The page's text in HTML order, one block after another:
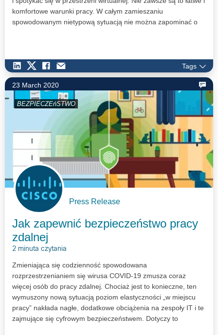
komfortowe warunki pracy. W całym zamieszaniu
spowodowanym nietypową sytuacją nie można zapominać o
Tags
23 March 2020
BEZPIECZEńSTWO
Press Release
Jak zapewnić bezpieczeństwo pracy
zdalnej
2 minuta czytania
Zmieniająca się codzienność spowodowana
rozprzestrzenianiem się wirusa COVID-19 zmusza coraz
więcej osób do pracy zdalnej. Chociaż jest to konieczne, ten
wymuszony nową sytuacją poziom elastyczności „w miejscu
pracy” nakłada nagłe, dodatkowe obciążenia na zespoły IT i te
zajmujące się cyfrowym bezpieczeństwem. Dotyczy to